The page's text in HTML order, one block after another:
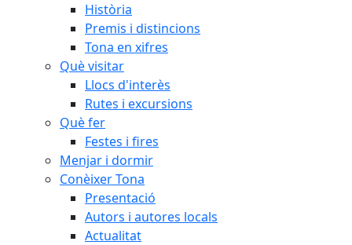
Història
Premis i distincions
Tona en xifres
Què visitar
Llocs d'interès
Rutes i excursions
Què fer
Festes i fires
Menjar i dormir
Conèixer Tona
Presentació
Autors i autores locals
Actualitat